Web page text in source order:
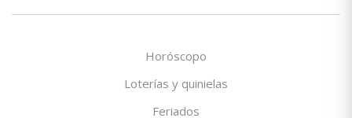
Horóscopo
Loterías y quinielas
Feriados